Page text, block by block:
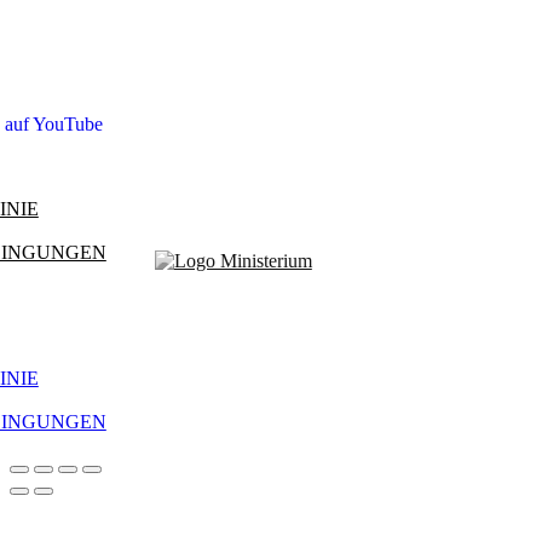
YouTube